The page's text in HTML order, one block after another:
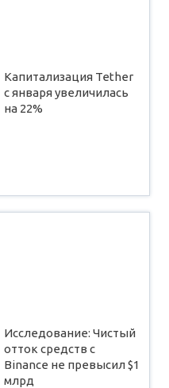
Капитализация Tether
с января увеличилась
на 22%
Исследование: Чистый
отток средств с
Binance не превысил $1
млрд